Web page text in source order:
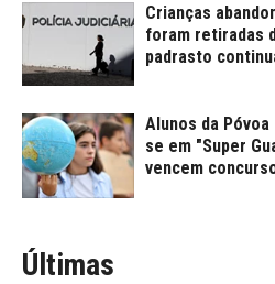
Crianças
foram retiradas
padrasto
Alunos da
se em "Super
vencem
Últimas